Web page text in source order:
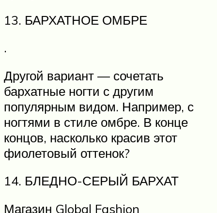
13. БАРХАТНОЕ ОМБРЕ
.
Другой вариант — сочетать
бархатные ногти с другим
популярным видом. Например, с
ногтями в стиле омбре. В конце
концов, насколько красив этот
фиолетовый оттенок?
14. БЛЕДНО-СЕРЫЙ БАРХАТ
Магазин Global Fashion